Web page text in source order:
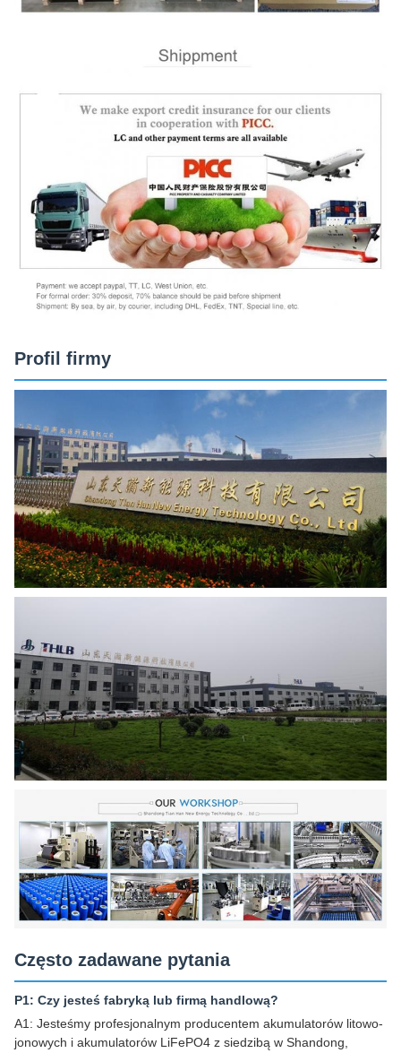
Profil firmy
Często zadawane pytania
P1: Czy jesteś fabryką lub firmą handlową?
A1: Jesteśmy profesjonalnym producentem akumulatorów litowo-
jonowych i akumulatorów LiFePO4 z siedzibą w Shandong,